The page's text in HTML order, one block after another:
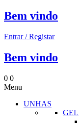
Bem vindo
Entrar / Registar
Bem vindo
0 0
Menu
UNHAS
GEL